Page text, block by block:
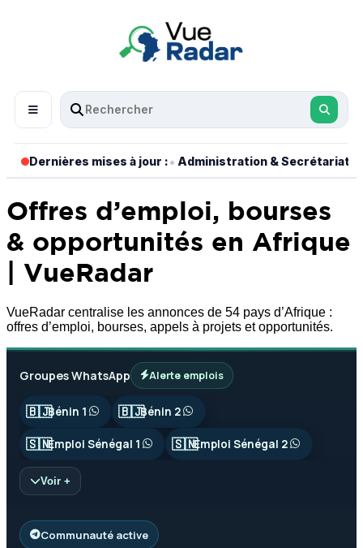
Dernières mises à jour :• Administration & Secrétariat
Offres d’emploi, bourses
& opportunités en Afrique
| VueRadar
VueRadar centralise les annonces de 54 pays d’Afrique :
offres d’emploi, bourses, appels à projets et opportunités.
Groupes WhatsApp Alerte emplois
🇧🇯Bénin 1 🇧🇯Bénin 2
🇸🇳Emploi Sénégal 1 🇸🇳Emploi Sénégal 2
Voir +
Communauté active